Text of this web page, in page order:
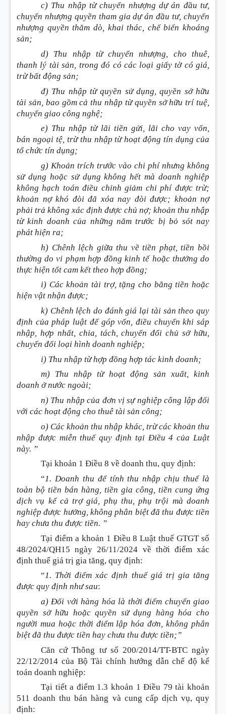
c) Thu nhập từ chuyển nhượng dự án đầu tư,
chuyển nhượng quyền tham gia dự án đầu tư, chuyển
nhượng quyền thăm dò, khai thác, chế biến khoáng
sản;
d) Thu nhập từ chuyển nhượng, cho thuê,
thanh lý tài sản, trong đó có các loại giấy tờ có giá,
trừ bất động sản;
đ) Thu nhập từ quyền sử dụng, quyền sở hữu
tài sản, bao gồm cả thu nhập từ quyền sở hữu trí tuệ,
chuyển giao công nghệ;
e) Thu nhập từ lãi tiền gửi, lãi cho vay vốn,
bán ngoại tệ, trừ thu nhập từ hoạt động tín dụng của
tổ chức tín dụng;
g) Khoản trích trước vào chi phí nhưng không
sử dụng hoặc sử dụng không hết mà doanh nghiệp
không hạch toán điều chỉnh giảm chi phí được trừ;
khoản nợ khó đòi đã xóa nay đòi được; khoản nợ
phải trả không xác định được chủ nợ; khoản thu nhập
từ kinh doanh của những năm trước bị bỏ sót nay
phát hiện ra;
h) Chênh lệch giữa thu về tiền phạt, tiền bồi
thường do vi phạm hợp đồng kinh tế hoặc thưởng do
thực hiện tốt cam kết theo hợp đồng;
i) Các khoản tài trợ, tặng cho bằng tiền hoặc
hiện vật nhận được;
k) Chênh lệch do đánh giá lại tài sản theo quy
định của pháp luật để góp vốn, điều chuyển khi sáp
nhập, hợp nhất, chia, tách, chuyển đổi chủ sở hữu,
chuyển đổi loại hình doanh nghiệp;
i) Thu nhập từ hợp đồng hợp tác kinh doanh;
m) Thu nhập từ hoạt động sản xuất, kinh
doanh ở nước ngoài;
n) Thu nhập của đơn vị sự nghiệp công lập đối
với các hoạt động cho thuê tài sản công;
o) Các khoản thu nhập khác, trừ các khoản thu
nhập được miễn thuế quy định tại Điều 4 của Luật
này. ”
Tại khoản 1 Điều 8 về doanh thu, quy định:
“1. Doanh thu để tính thu nhập chịu thuế là
toàn bộ tiền bán hàng, tiền gia công, tiền cung ứng
dịch vụ kể cả trợ giá, phụ thu, phụ trội mà doanh
nghiệp được hưởng, không phân biệt đã thu được tiền
hay chưa thu được tiền. ”
Tại điểm a khoản 1 Điều 8 Luật thuế GTGT số
48/2024/QH15 ngày 26/11/2024 về thời điểm xác
định thuế giá trị gia tăng, quy định:
“1. Thời điểm xác định thuế giá trị gia tăng
được quy định như sau:
a) Đối với hàng hóa là thời điểm chuyển giao
quyền sở hữu hoặc quyền sử dụng hàng hóa cho
người mua hoặc thời điểm lập hóa đơn, không phân
biệt đã thu được tiền hay chưa thu được tiền;”
Căn cứ Thông tư số 200/2014/TT-BTC ngày
22/12/2014 của Bộ Tài chính hướng dẫn chế độ kế
toán doanh nghiệp:
Tại tiết a điểm 1.3 khoản 1 Điều 79 tài khoản
511 doanh thu bán hàng và cung cấp dịch vụ, quy
định: